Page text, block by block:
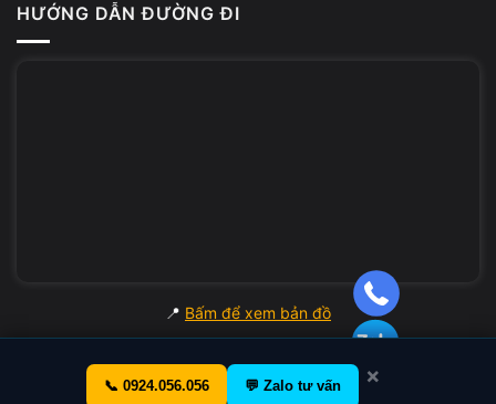
HƯỚNG DẪN ĐƯỜNG ĐI
📍 Bấm để xem bản đồ
📞 0924.056.056 💬 Zalo tư vấn ×